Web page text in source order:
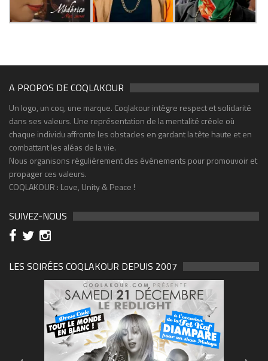
A PROPOS DE COQLAKOUR
Un logo, un coq, une marque. Coqlakour intègre respect et solidarité
dans ses valeurs. Une représentation de la mentalité créole où
chaque individu affronte les obstacles en gardant la tête haute et en
combattant les aléas de la vie.
Nous organisons régulièrement des événements pour promouvoir et
propager ces valeurs.
COQLAKOUR : Love, Unity & Peace !
SUIVEZ-NOUS
LES SOIRÉES COQLAKOUR DEPUIS 2007